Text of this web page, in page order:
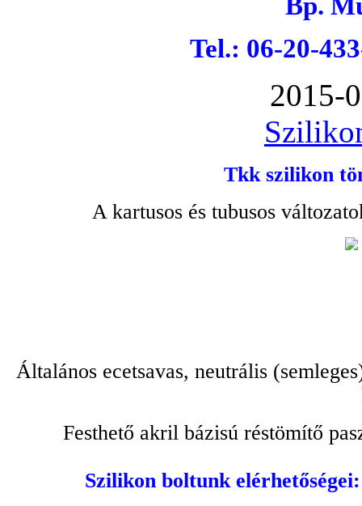
Tel.: 06-20-
2015-
Tkk szilikon
A kartusos és tubusos
Általános ecetsavas, neutrális
Festhető akril bázisú réstömítő
Szilikon boltunk